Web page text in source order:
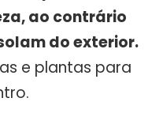
ao contrário
do exterior.
e plantas para